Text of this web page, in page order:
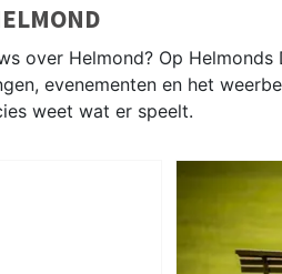
over Helmond? Op
evenementen en het
weet wat er speelt.